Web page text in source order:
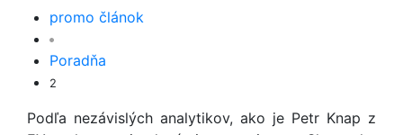
promo článok
Poradňa
2
Podľa nezávislých analytikov, ako je Petr Knap z